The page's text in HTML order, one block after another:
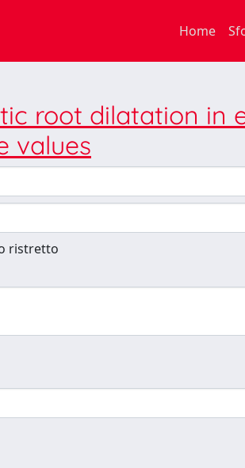
Home
root dilatation in
values
ristretto